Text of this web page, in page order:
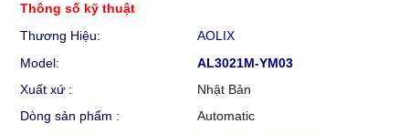
Thông số kỹ thuật
Thương Hiệu:
AOLIX
Model:
AL3021M-YM03
Xuất xứ :
Nhật Bản
Dòng sản phẩm :
Automatic